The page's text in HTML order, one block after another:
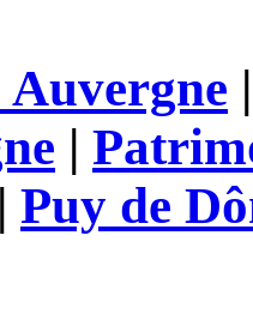
Auvergne
|
| Puy de